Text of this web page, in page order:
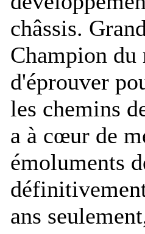
châssis.
Champion du
d'éprouver
les chemins
a à cœur de
émoluments
ans